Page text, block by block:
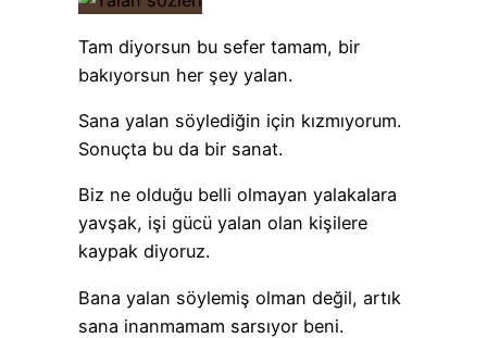
Tam diyorsun bu sefer tamam, bir
bakıyorsun her şey yalan.
Sana yalan söylediğin için kızmıyorum.
Sonuçta bu da bir sanat.
Biz ne olduğu belli olmayan yalakalara
yavşak, işi gücü yalan olan kişilere
kaypak diyoruz.
Bana yalan söylemiş olman değil, artık
sana inanmamam sarsıyor beni.